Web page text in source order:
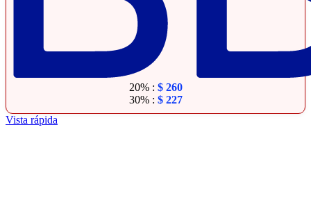
20% : $260
30% : $227
Vista rápida